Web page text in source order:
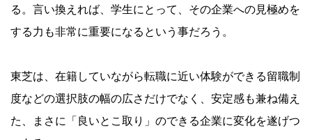
る。言い換えれば、学生にとって、その企業への見極めを
する力も非常に重要になるという事だろう。
東芝は、在籍していながら転職に近い体験ができる留職制
度などの選択肢の幅の広さだけでなく、安定感も兼ね備え
た、まさに「良いとこ取り」のできる企業に変化を遂げつ